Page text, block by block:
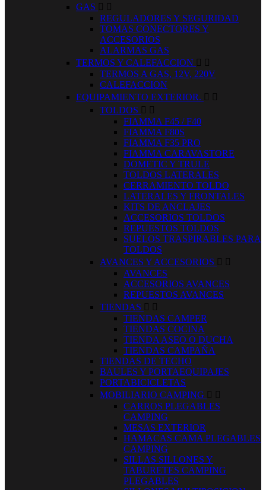
GAS  
REGULADORES Y SEGURIDAD
TOMAS CONECTORES Y
ACCESORIOS
ALARMAS GAS
TERMOS Y CALEFACCION  
TERMOS A GAS, 12V, 220V
CALEFACCION
EQUIPAMIENTO EXTERIOR.  
TOLDOS  
FIAMMA F45 / F40
FIAMMA F80S
FIAMMA F35 PRO
FIAMMA CARAVASTORE
DOMETIC Y TRULE
TOLDOS LATERALES
CERRAMIENTO TOLDO
LATERALES Y FRONTALES
KITS DE ANCLAJES
ACCESORIOS TOLDOS
REPUESTOS TOLDOS
SUELOS TRASPIRABLES PARA
TOLDOS
AVANCES Y ACCESORIOS  
AVANCES
ACCESORIOS AVANCES
REPUESTOS AVANCES
TIENDAS  
TIENDAS CAMPER
TIENDAS COCINA
TIENDA ASEO O DUCHA
TIENDAS CAMPAÑA
TIENDAS DE TECHO
BAULES Y PORTAEQUIPAJES
PORTABICICLETAS
MOBILIARIO CAMPING  
CARROS PLEGABLES
CAMPING
MESAS EXTERIOR
HAMACAS CAMA PLEGABLES
CAMPING
SILLAS SILLONES Y
TABURETES CAMPING
PLEGABLES